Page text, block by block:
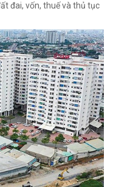
đai, vốn, thuế và thủ tục